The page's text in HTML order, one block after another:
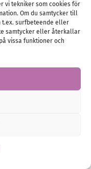
vi tekniker som cookies för
Om du samtycker till
t.ex. surfbeteende eller
samtycker eller återkallar
vissa funktioner och
deras